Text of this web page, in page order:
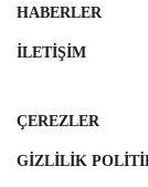
HABERLER
İLETIŞIM
ÇEREZLER
GIZLILIK